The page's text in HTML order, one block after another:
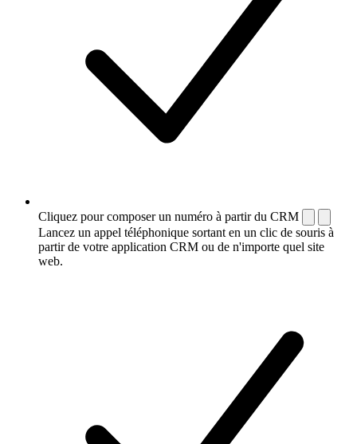
Cliquez pour composer un numéro à partir du CRM
Lancez un appel téléphonique sortant en un clic de souris à
partir de votre application CRM ou de n'importe quel site
web.